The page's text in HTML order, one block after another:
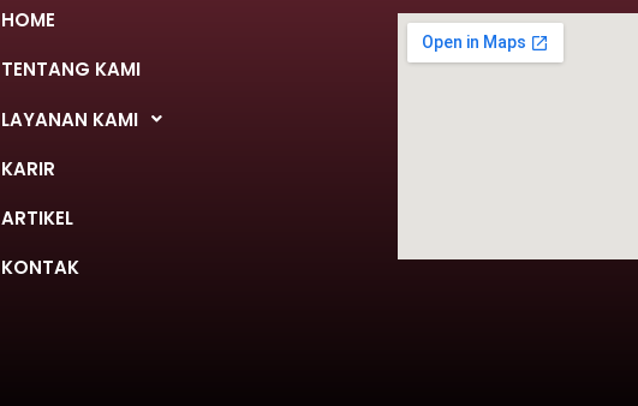
HOME
TENTANG KAMI
LAYANAN KAMI
KARIR
ARTIKEL
KONTAK